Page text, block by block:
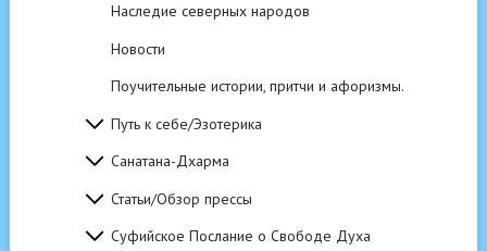
Наследие северных народов
Новости
Поучительные истории, притчи и афоризмы.
Путь к себе/Эзотерика
Санатана-Дхарма
Статьи/Обзор прессы
Суфийское Послание о Свободе Духа